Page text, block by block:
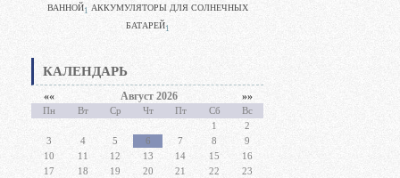
ВАННОЙ1 АККУМУЛЯТОРЫ ДЛЯ СОЛНЕЧНЫХ
БАТАРЕЙ1
КАЛЕНДАРЬ
«« Август 2026 »»
Пн Вт Ср Чт Пт Сб
Вс
1
2
3
4 5 6 7 8
9
10
11 12 13 14 15
16
17
18 19 20 21 22
23